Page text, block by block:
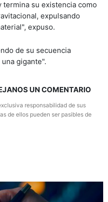
termina su existencia como
expulsando
expuso.
de su secuencia
gigante".
UN COMENTARIO
responsabilidad de sus
de ellos pueden ser pasibles de